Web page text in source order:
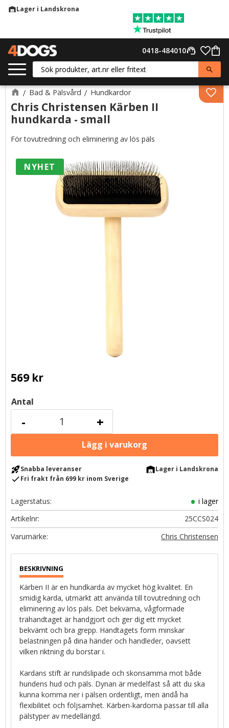
warehouseLager i Landskrona
support_agent
0418-484010
Bad & Pälsvård Hundkardor
Chris Christensen Kärben II
hundkarda - small
För tovutredning och eliminering av lös päls
NYHET
569kr
Antal
+
-
rocket_launchSnabba leveranser warehouseLager i Landskrona
checkFri frakt från 699 kr inom Sverige
Lagerstatus
i lager
Artikelnr
25CCS024
Chris Christensen
Kärben II är en hundkarda av mycket hög kvalitet. En
smidig karda, utmärkt att använda till tovutredning och
eliminering av lös päls. Det bekväma, vågformade
trähandtaget är handgjort och ger dig ett mycket
bekvämt och bra grepp. Handtagets form minskar
belastningen på dina händer och handleder, oavsett
vilken riktning du borstar i.
Kardans stift är rundslipade och skonsamma mot både
hundens hud och päls. Dynan är medelfast så att du ska
kunna komma ner i pälsen ordentligt, men ändå ha
flexibilitet och följsamhet. Kärben-kardorna passar till alla
pälstyper av medellängd.